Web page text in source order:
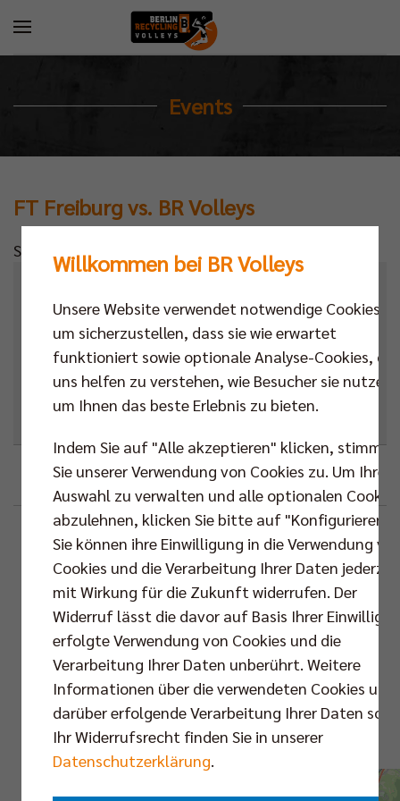
Events
FT Freiburg vs. BR Volleys
Standardtext
Datum
Ort
Next Match,Bundesliga
Google Outlook (.ics)
Beschreibung
Bundesliga |
Hauprunde | 10.
Spieltag
Standortinformationen
Act-Now-Halle
Karte
Routenplaner
Willkommen bei BR Volleys
Unsere Website verwendet notwendige Cookies,
um sicherzustellen, dass sie wie erwartet
funktioniert sowie optionale Analyse-Cookies, die
uns helfen zu verstehen, wie Besucher sie nutzen,
um Ihnen das beste Erlebnis zu bieten.
Indem Sie auf "Alle akzeptieren" klicken, stimmen
Sie unserer Verwendung von Cookies zu. Um Ihre
Auswahl zu verwalten und alle optionalen Cookies
abzulehnen, klicken Sie bitte auf "Konfigurieren".
Sie können ihre Einwilligung in die Verwendung
Cookies und die Verarbeitung Ihrer Daten
mit Wirkung für die Zukunft widerrufen. Der
Widerruf lässt die davor auf Basis Ihrer
erfolgte Verwendung von Cookies und die
Verarbeitung Ihrer Daten unberührt. Weitere
Informationen über die verwendeten Cookies und
darüber erfolgende Verarbeitung Ihrer Daten
Ihr Widerrufsrecht finden Sie in unserer
Datenschutzerklärung